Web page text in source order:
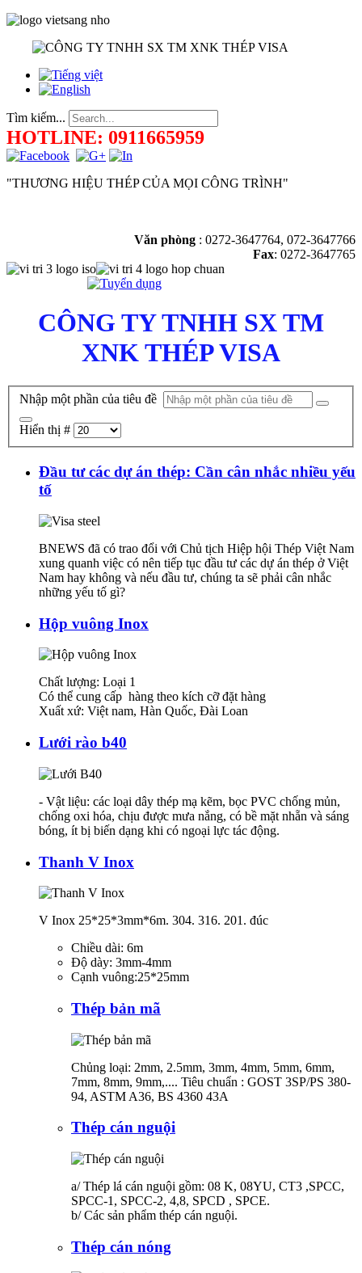
Tìm kiếm...
HOTLINE: 0911665959
"THƯƠNG HIỆU THÉP CỦA MỌI CÔNG TRÌNH"
Văn phòng : 0272-3647764, 072-3647766
Fax: 0272-3647765
CÔNG TY TNHH SX TM
XNK THÉP VISA
Nhập một phần của tiêu đề
Hiển thị #
Đầu tư các dự án thép: Cần cân nhắc nhiều yếu
tố
BNEWS đã có trao đổi với Chủ tịch Hiệp hội Thép Việt Nam
xung quanh việc có nên tiếp tục đầu tư các dự án thép ở Việt
Nam hay không và nếu đầu tư, chúng ta sẽ phải cân nhắc
những yếu tố gì?
Hộp vuông Inox
Chất lượng: Loại 1
Có thể cung cấp hàng theo kích cỡ đặt hàng
Xuất xứ: Việt nam, Hàn Quốc, Đài Loan
Lưới rào b40
- Vật liệu: các loại dây thép mạ kẽm, bọc PVC chống mủn,
chống oxi hóa, chịu được mưa nắng, có bề mặt nhẵn và sáng
bóng, ít bị biến dạng khi có ngoại lực tác động.
Thanh V Inox
V Inox 25*25*3mm*6m. 304. 316. 201. đúc
Chiều dài: 6m
Độ dày: 3mm-4mm
Cạnh vuông:25*25mm
Thép bản mã
Chủng loại: 2mm, 2.5mm, 3mm, 4mm, 5mm, 6mm,
7mm, 8mm, 9mm,.... Tiêu chuẩn : GOST 3SP/PS 380-
94, ASTM A36, BS 4360 43A
Thép cán nguội
a/ Thép lá cán nguội gồm: 08 K, 08YU, CT3 ,SPCC,
SPCC-1, SPCC-2, 4,8, SPCD , SPCE.
b/ Các sản phẩm thép cán nguội.
Thép cán nóng